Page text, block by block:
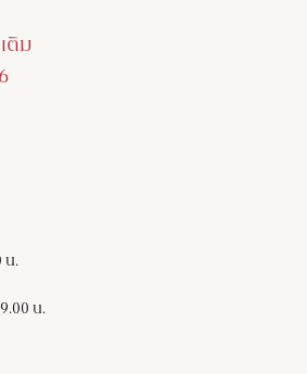
ติม
น.
น.